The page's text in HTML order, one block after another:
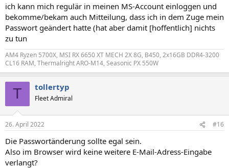
ich kann mich regulär in meinen MS-Account einloggen und
bekomme/bekam auch Mitteilung, dass ich in dem Zuge mein
Passwort geändert hatte (hat aber damit [hoffentlich] nichts
zu tun
AM4 Ryzen 5700X, MSI RX 6650 XT MECH 2X 8G, B450, 2x16GB DDR4-3200
CL16 RAM, Thermalright ARO-M14, Seasonic PX 550W
T tollertyp
Fleet Admiral
26. April 2022 #16
Die Passwortänderung sollte egal sein.
Also im Browser wird keine weitere E-Mail-Adress-Eingabe
verlangt?